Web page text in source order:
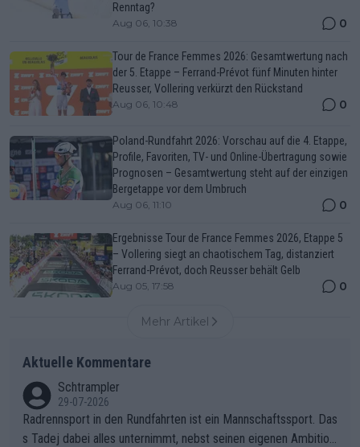
Renntag?
Aug 06, 10:38 0
Tour de France Femmes 2026: Gesamtwertung nach
der 5. Etappe – Ferrand-Prévot fünf Minuten hinter
Reusser, Vollering verkürzt den Rückstand
Aug 06, 10:48 0
Poland-Rundfahrt 2026: Vorschau auf die 4. Etappe,
Profile, Favoriten, TV- und Online-Übertragung sowie
Prognosen – Gesamtwertung steht auf der einzigen
Bergetappe vor dem Umbruch
Aug 06, 11:10 0
Ergebnisse Tour de France Femmes 2026, Etappe 5
– Vollering siegt an chaotischem Tag, distanziert
Ferrand-Prévot, doch Reusser behält Gelb
Aug 05, 17:58 0
Mehr Artikel
Aktuelle Kommentare
Schtrampler
29-07-2026
Radrennsport in den Rundfahrten ist ein Mannschaftssport. Das
s Tadej dabei alles unternimmt, nebst seinen eigenen Ambition